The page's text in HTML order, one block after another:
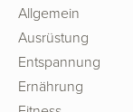
Allgemein
Ausrüstung
Entspannung
Ernährung